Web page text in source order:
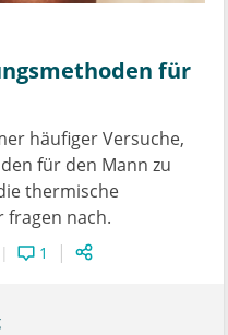
für
häufiger Versuche,
für den Mann zu
thermische
fragen nach.
1